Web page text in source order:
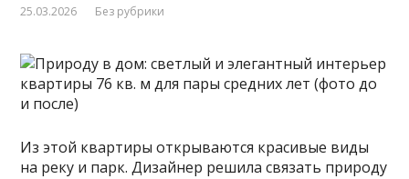
25.03.2026 Без рубрики
Из этой квартиры открываются красивые виды
на реку и парк. Дизайнер решила связать природу